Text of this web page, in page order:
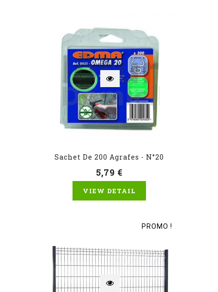
Sachet De 200 Agrafes - N°20
5,79 €
VIEW DETAIL
PROMO !